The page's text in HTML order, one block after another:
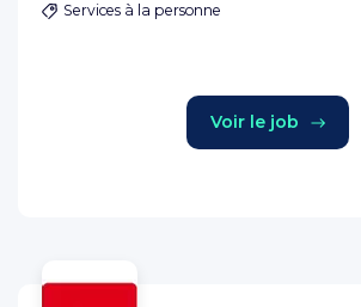
Services à la personne
Voir le job